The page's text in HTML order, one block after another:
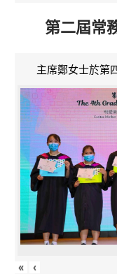
第二屆常
主席鄭女士於第
« ‹